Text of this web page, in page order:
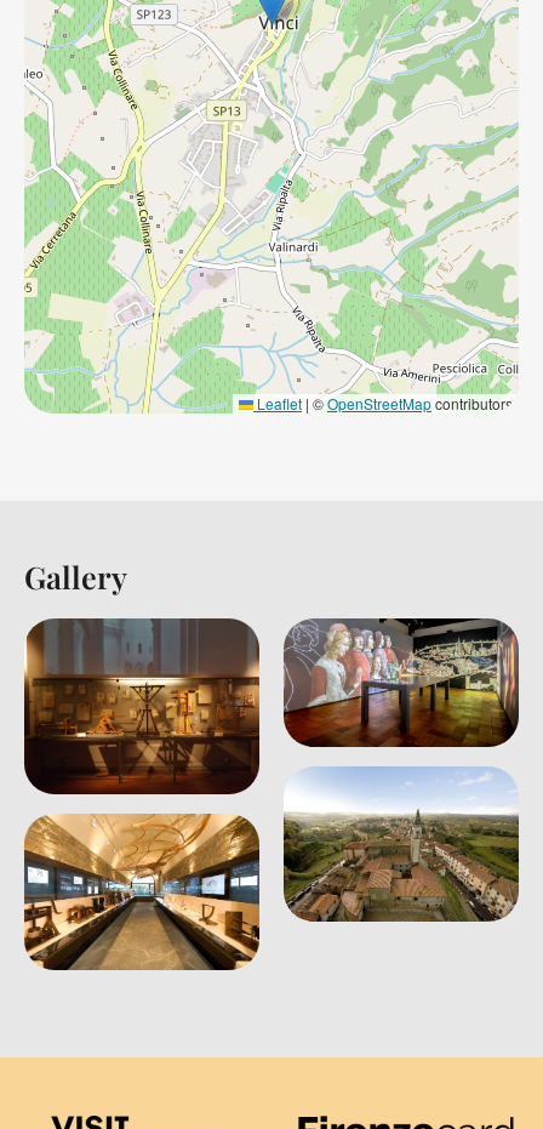
Leaflet | ©OpenStreetMapcontributors
Gallery